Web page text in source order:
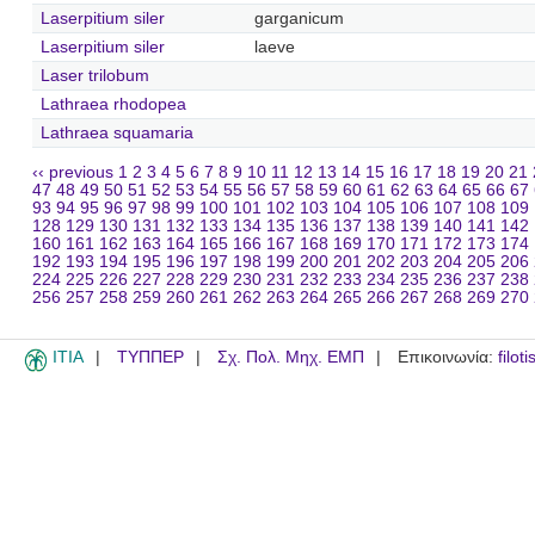
Laserpitium siler
garganicum
Laserpitium siler
laeve
Laser trilobum
Lathraea rhodopea
Lathraea squamaria
‹‹ previous 1 2 3 4 5 6 7 8 9 10 11 12 13 14 15 16 17 18 19 20 21
47 48 49 50 51 52 53 54 55 56 57 58 59 60 61 62 63 64 65 66 67
93 94 95 96 97 98 99 100 101 102 103 104 105 106 107 108 109
128 129 130 131 132 133 134 135 136 137 138 139 140 141 142
160 161 162 163 164 165 166 167 168 169 170 171 172 173 174
192 193 194 195 196 197 198 199 200 201 202 203 204 205 206
224 225 226 227 228 229 230 231 232 233 234 235 236 237 238
256 257 258 259 260 261 262 263 264 265 266 267 268 269 270
ITIA ΤΥΠΠΕΡ Σχ. Πολ. Μηχ. ΕΜΠ Επικοινωνία: